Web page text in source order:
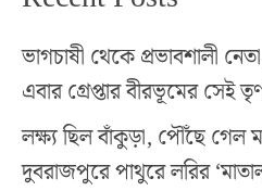
ভাগচাষী থেকে প্রভাবশালী
এবার গ্রেপ্তার বীরভূমের সেই
লক্ষ্য ছিল বাঁকুড়া, পৌঁছে গেল
দুবরাজপুরে পাথুরে লরির